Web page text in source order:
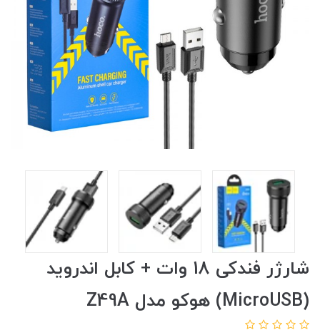
شارژر فندکی 18 وات + کابل اندروید
(MicroUSB) هوکو مدل Z49A